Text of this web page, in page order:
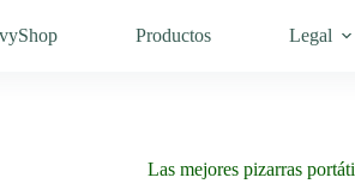
Productos Legal
Las mejores pizarras